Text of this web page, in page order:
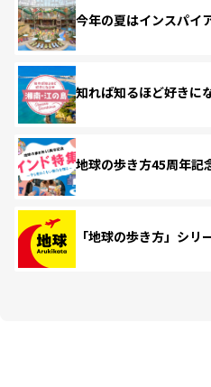
今年の夏はインスパイ
知れば知るほど好きに
地球の歩き方45周年記
「地球の歩き方」シリ